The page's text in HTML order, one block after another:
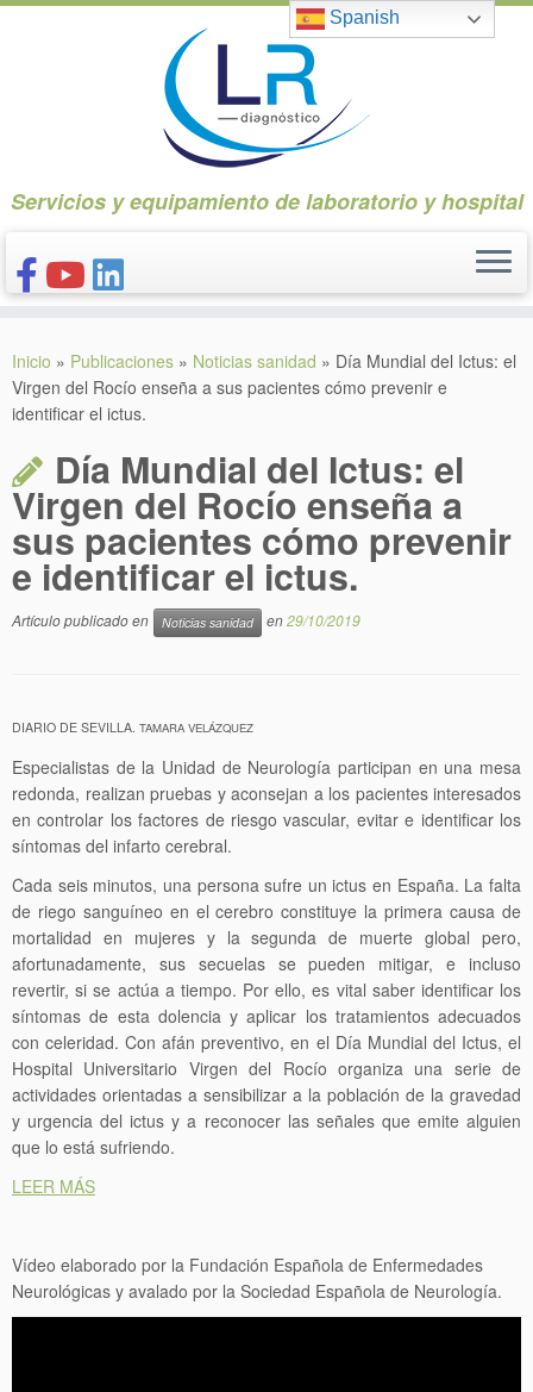
Saltar
Servicios y equipamiento de laboratorio y hospital
CONÓCENOS
NUESTROS PRODUCTOS
PUBLICACIONES
CONTACTO
Inicio » Publicaciones » Noticias sanidad » Día Mundial del Ictus: el
Virgen del Rocío enseña a sus pacientes cómo prevenir e
identificar el ictus.
Día Mundial del Ictus: el
Virgen del Rocío enseña a
sus pacientes cómo prevenir
e identificar el ictus.
Artículo publicado en Noticias sanidad en29/10/2019
DIARIO DE SEVILLA. TAMARA VELÁZQUEZ
Especialistas de la Unidad de Neurología participan en una mesa
redonda, realizan pruebas y aconsejan a los pacientes interesados
en controlar los factores de riesgo vascular, evitar e identificar los
síntomas del infarto cerebral.
Cada seis minutos, una persona sufre un ictus en España. La falta
de riego sanguíneo en el cerebro constituye la primera causa de
mortalidad en mujeres y la segunda de muerte global pero,
afortunadamente, sus secuelas se pueden mitigar, e incluso
revertir, si se actúa a tiempo. Por ello, es vital saber identificar los
síntomas de esta dolencia y aplicar los tratamientos adecuados
con celeridad. Con afán preventivo, en el Día Mundial del Ictus, el
Hospital Universitario Virgen del Rocío organiza una serie de
actividades orientadas a sensibilizar a la población de la gravedad
y urgencia del ictus y a reconocer las señales que emite alguien
que lo está sufriendo.
LEER MÁS
Vídeo elaborado por la Fundación Española de Enfermedades
Neurológicas y avalado por la Sociedad Española de Neurología.
Spanish